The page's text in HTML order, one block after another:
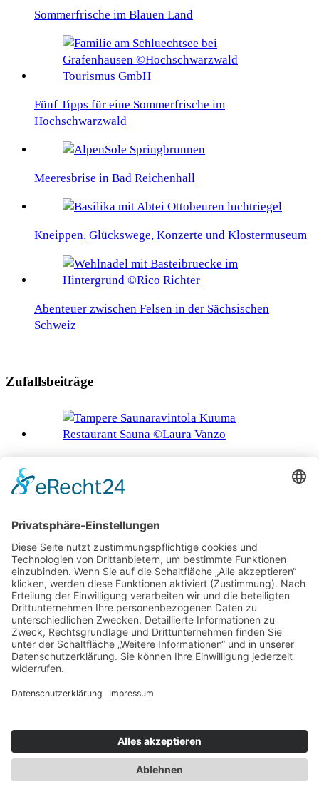
Sommerfrische im Blauen Land
Fünf Tipps für eine Sommerfrische im
Hochschwarzwald
Meeresbrise in Bad Reichenhall
Kneippen, Glückswege, Konzerte und Klostermuseum
Abenteuer zwischen Felsen in der Sächsischen
Schweiz
Zufallsbeiträge
Sommeraktivitäten am Hochkönig
Zu Besuch im Garten Eden: São Tomé und Príncipe
Weitwandern mit Berggeistern und Heiligen